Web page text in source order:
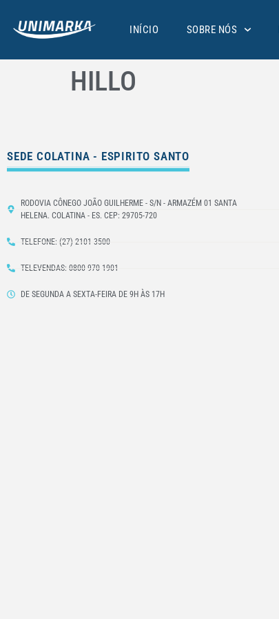
INÍCIO SOBRE NÓS
HILLO
SEDE COLATINA - ESPIRITO SANTO
RODOVIA CÔNEGO JOÃO GUILHERME - S/N - ARMAZÉM 01 SANTA
HELENA. COLATINA - ES. CEP: 29705-720
TELEFONE: (27) 2101-3500
TELEVENDAS: 0800 970 1901
DE SEGUNDA A SEXTA-FEIRA DE 9H ÀS 17H